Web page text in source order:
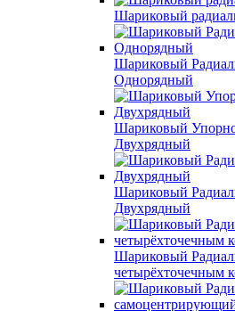
Шариковый
Шариковый
Однорядный
Шариковый
Двухрядный
Шариковый
Двухрядный
Шариковый
четырёхточечным